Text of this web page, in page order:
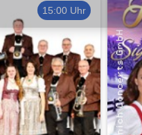
15:00 Uhr